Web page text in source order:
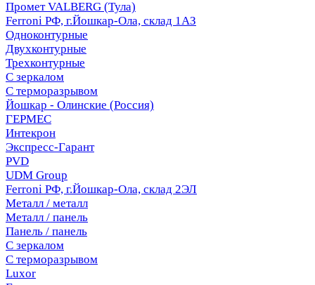
Промет VALBERG (Тула)
Ferroni РФ, г.Йошкар-Ола, склад 1АЗ
Одноконтурные
Двухконтурные
Трехконтурные
С зеркалом
С терморазрывом
Йошкар - Олинские (Россия)
ГЕРМЕС
Интекрон
Экспресс-Гарант
PVD
UDM Group
Ferroni РФ, г.Йошкар-Ола, склад 2ЭЛ
Металл / металл
Металл / панель
Панель / панель
С зеркалом
С терморазрывом
Luxor